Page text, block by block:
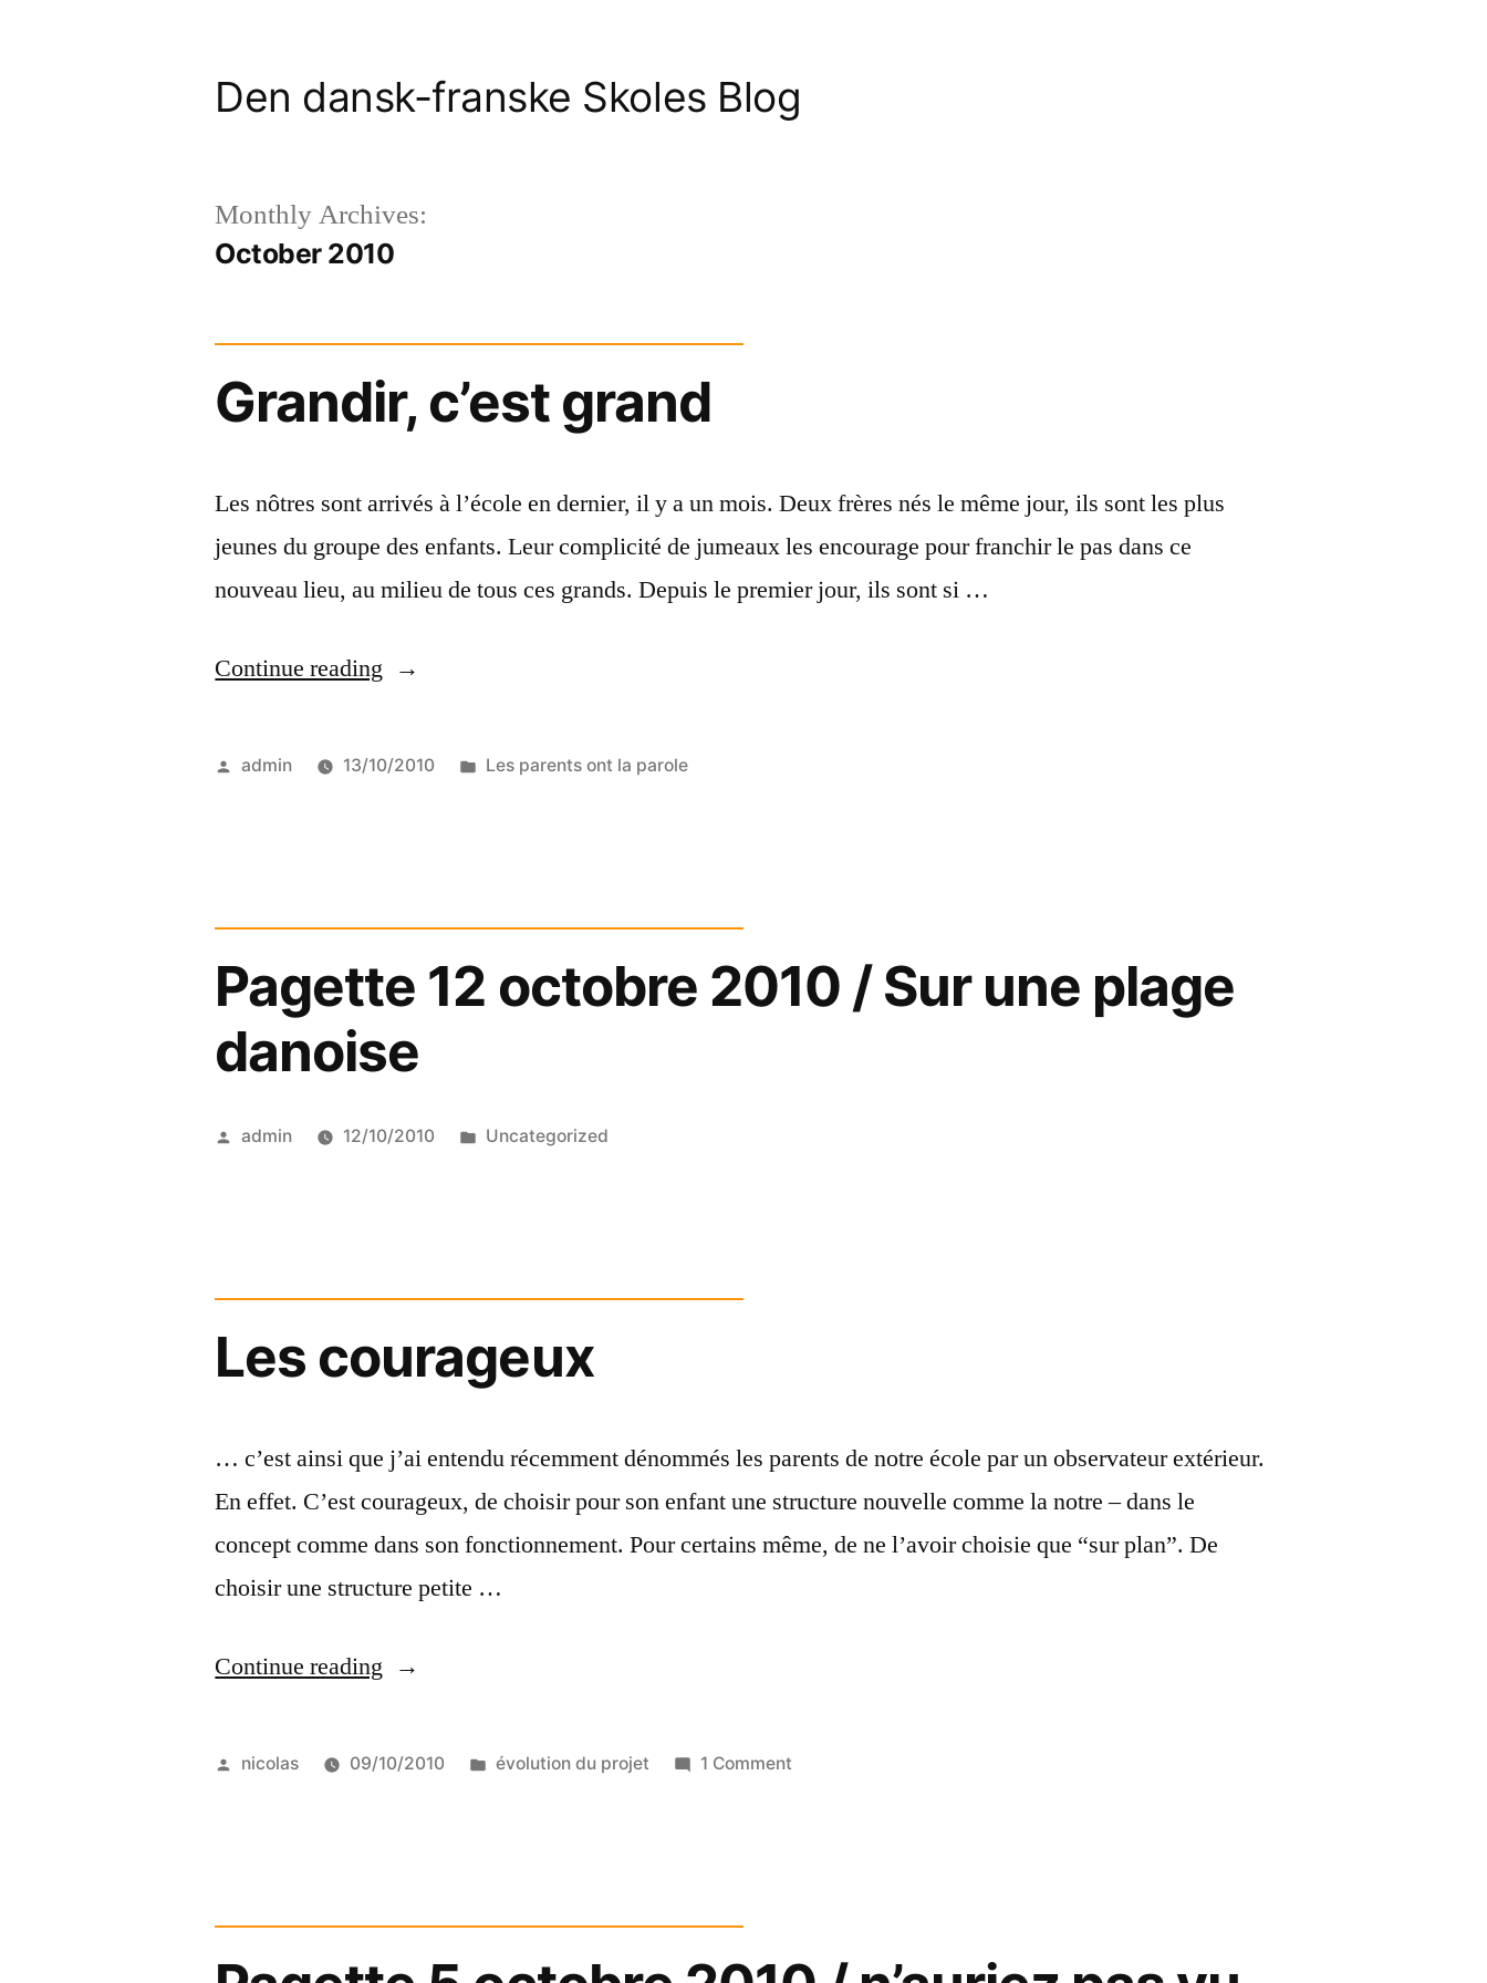
Den dansk-franske Skoles Blog
Monthly Archives:
October 2010
Grandir, c’est grand
Les nôtres sont arrivés à l’école en dernier, il y a un mois. Deux frères nés le même jour, ils sont les plus
jeunes du groupe des enfants. Leur complicité de jumeaux les encourage pour franchir le pas dans ce
nouveau lieu, au milieu de tous ces grands. Depuis le premier jour, ils sont si …
Continue reading “Grandir,
grand”
Posted
admin 13/10/2010
Posted
Les parents ont la parole
Pagette 12 octobre 2010 / Sur une plage
danoise
Posted
admin 12/10/2010
Posted
Uncategorized
Les courageux
… c’est ainsi que j’ai entendu récemment dénommés les parents de notre école par un observateur extérieur.
En effet. C’est courageux, de choisir pour son enfant une structure nouvelle comme la notre – dans le
concept comme dans son fonctionnement. Pour certains même, de ne l’avoir choisie que “sur plan”. De
choisir une structure petite …
Continue reading “Les
Posted
nicolas 09/10/2010
Posted
évolution du projet 1 Commenton